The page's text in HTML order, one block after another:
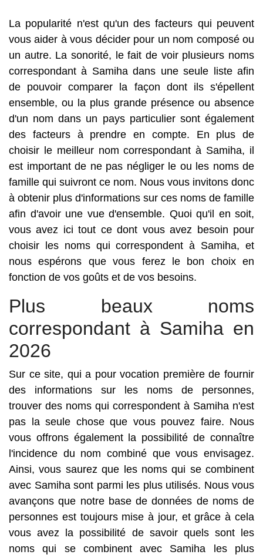
La popularité n'est qu'un des facteurs qui peuvent
vous aider à vous décider pour un nom composé ou
un autre. La sonorité, le fait de voir plusieurs noms
correspondant à Samiha dans une seule liste afin
de pouvoir comparer la façon dont ils s'épellent
ensemble, ou la plus grande présence ou absence
d'un nom dans un pays particulier sont également
des facteurs à prendre en compte. En plus de
choisir le meilleur nom correspondant à Samiha, il
est important de ne pas négliger le ou les noms de
famille qui suivront ce nom. Nous vous invitons donc
à obtenir plus d'informations sur ces noms de famille
afin d'avoir une vue d'ensemble. Quoi qu'il en soit,
vous avez ici tout ce dont vous avez besoin pour
choisir les noms qui correspondent à Samiha, et
nous espérons que vous ferez le bon choix en
fonction de vos goûts et de vos besoins.
Plus beaux noms
correspondant à Samiha en
2026
Sur ce site, qui a pour vocation première de fournir
des informations sur les noms de personnes,
trouver des noms qui correspondent à Samiha n'est
pas la seule chose que vous pouvez faire. Nous
vous offrons également la possibilité de connaître
l'incidence du nom combiné que vous envisagez.
Ainsi, vous saurez que les noms qui se combinent
avec Samiha sont parmi les plus utilisés. Nous vous
avançons que notre base de données de noms de
personnes est toujours mise à jour, et grâce à cela
vous avez la possibilité de savoir quels sont les
noms qui se combinent avec Samiha les plus